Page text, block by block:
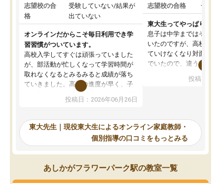
志望校の合
格
受験していない/結果が
出ていない
オンラインだからこそ毎日利用でき学
習習慣がついています。
高校入学してすぐは頑張っていました
が、部活動が忙しくなって学習時間が
取れなくなるとみるみると成績が落ち
ていきました。高校の進度が早く、子
供も家に帰って勉強の話すると嫌な反
応を示します。東大先生にお願いして
れるので、親としても安心です。毎日
使える自習室とかもあり、わからない
ところがあれば先生が回答してくれる
のも重宝しています。
投稿日：2026年06月26日
志望校の合格 合格
東大生ってやっぱりすご
息子は中学まではそこそ
いたのですが、高校に入
ていけなくなり対面の塾
でいたので、違うアプロ
で、当初は模試でD判定
自習室が毎日使えていつ
るのが心強かったよう
謝です。
投稿日：
東大先生｜現役東大生によるオンライン家庭教師・
個別指導の口コミをもっとみる
あしかがフラワーパーク駅の教室一覧